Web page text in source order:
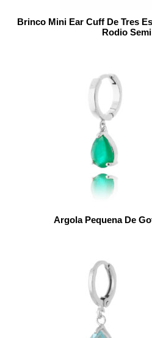
Brinco Mini Ear Cuff De Tres
Rodio
Argola Pequena De